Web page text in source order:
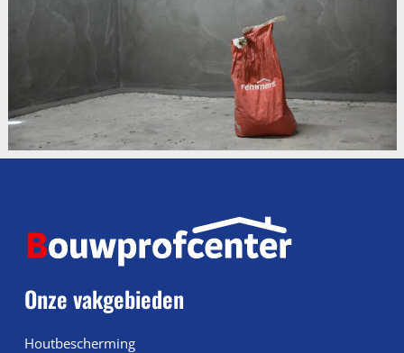
Onze vakgebieden
Houtbescherming